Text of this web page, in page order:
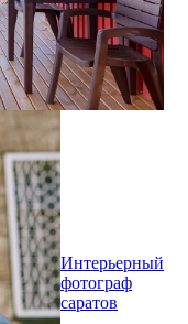
Интерьерный
фотограф
саратов